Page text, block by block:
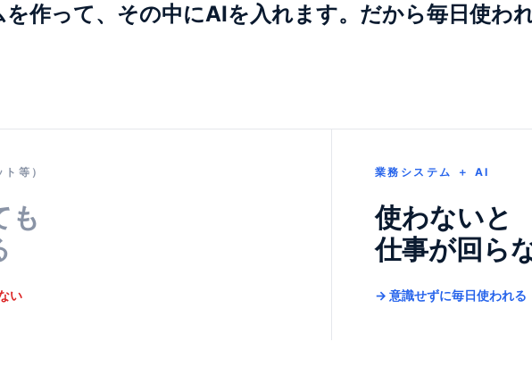
作って、その中にAIを入れます。だから毎日使わ
等）
も
い
業務システム ＋ AI
使わないと
仕事が回ら
→ 意識せずに毎日使われる